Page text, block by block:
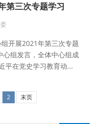
第三次专题学习
开展2021年第三次专题
心组发言，全体中心组成
平在党史学习教育动...
2 末页